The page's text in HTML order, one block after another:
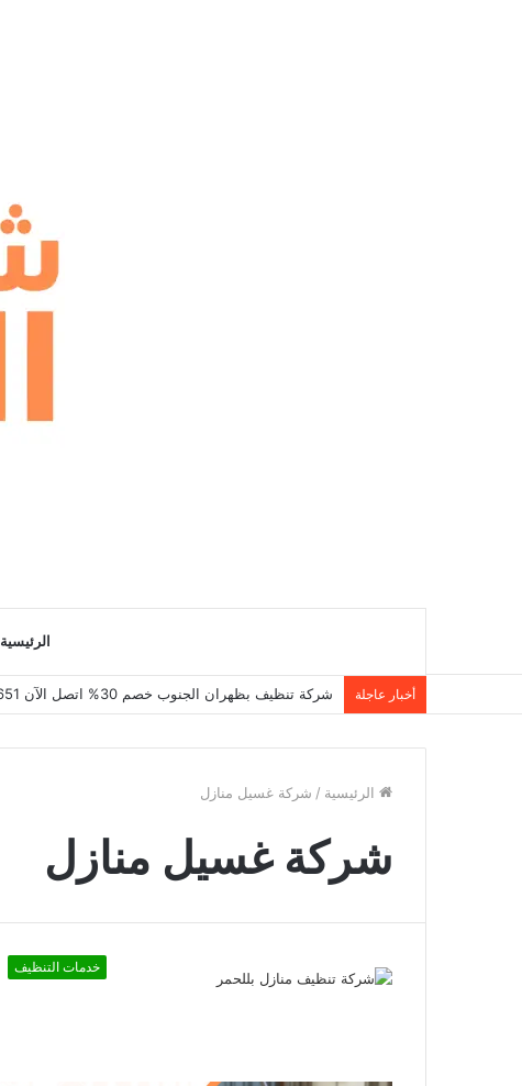
الرئيسية
أخبار عاجلة شركة تنظيف بظهران الجنوب خصم 30% اتصل الآن 0550495651
الرئيسية / شركة غسيل منازل
شركة غسيل منازل
خدمات التنظيف